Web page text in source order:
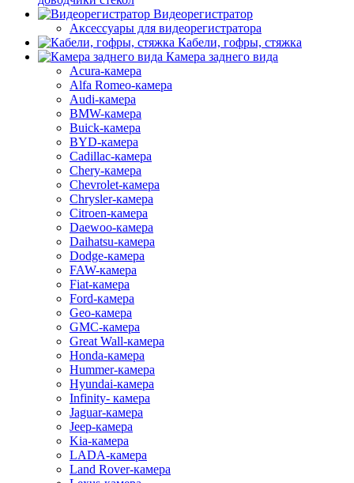
Видеорегистратор
Аксессуары для видеорегистратора
Кабели, гофры, стяжка
Камера заднего вида
Acura-камера
Alfa Romeo-камера
Audi-камера
BMW-камера
Buick-камера
BYD-камера
Cadillac-камера
Chery-камера
Chevrolet-камера
Chrysler-камера
Citroen-камера
Daewoo-камера
Daihatsu-камера
Dodge-камера
FAW-камера
Fiat-камера
Ford-камера
Geo-камера
GMC-камера
Great Wall-камера
Honda-камера
Hummer-камера
Hyundai-камера
Infinity- камера
Jaguar-камера
Jeep-камера
Kia-камера
LADA-камера
Land Rover-камера